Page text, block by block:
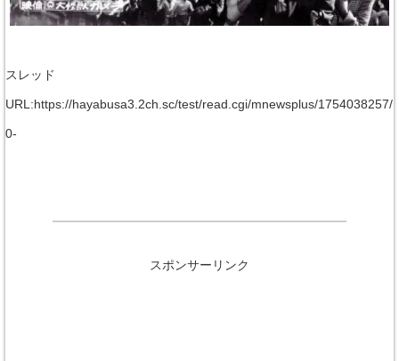
スレッド
URL:https://hayabusa3.2ch.sc/test/read.cgi/mnewsplus/1754038257/
0-
スポンサーリンク